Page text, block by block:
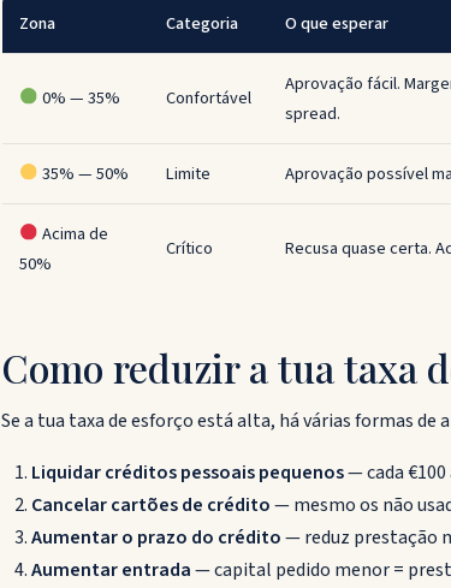
Zona Categoria O que esperar
0% — 35% Confortável
Aprovação fácil.
spread.
35% — 50% Limite Aprovação possível
Acima de
50%
Crítico Recusa quase certa.
Como reduzir a tua taxa
Se a tua taxa de esforço está alta, há várias formas de
Liquidar créditos pessoais pequenos— cada
Cancelar cartões de crédito— mesmo os não
Aumentar o prazo do crédito— reduz prestação
Aumentar entrada— capital pedido menor =